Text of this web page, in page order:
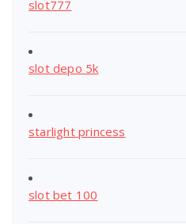
slot777
slot depo 5k
starlight princess
slot bet 100